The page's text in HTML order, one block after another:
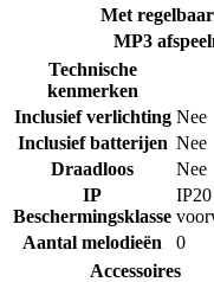
Met
MP3
Technische
kenmerken
Inclusief verlichting Nee
Inclusief batterijen Nee
Draadloos
Nee
IP
Beschermingsklasse
Aantal melodieën
0
Accessoires